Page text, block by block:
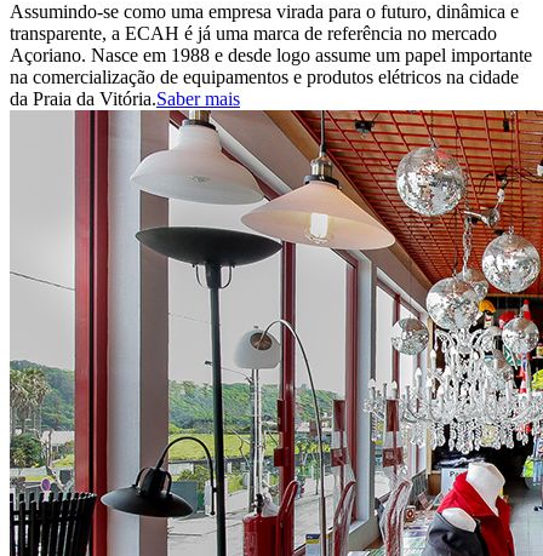
Assumindo-se como uma empresa virada para o futuro, dinâmica e
transparente, a ECAH é já uma marca de referência no mercado
Açoriano. Nasce em 1988 e desde logo assume um papel importante
na comercialização de equipamentos e produtos elétricos na cidade
da Praia da Vitória.Saber mais